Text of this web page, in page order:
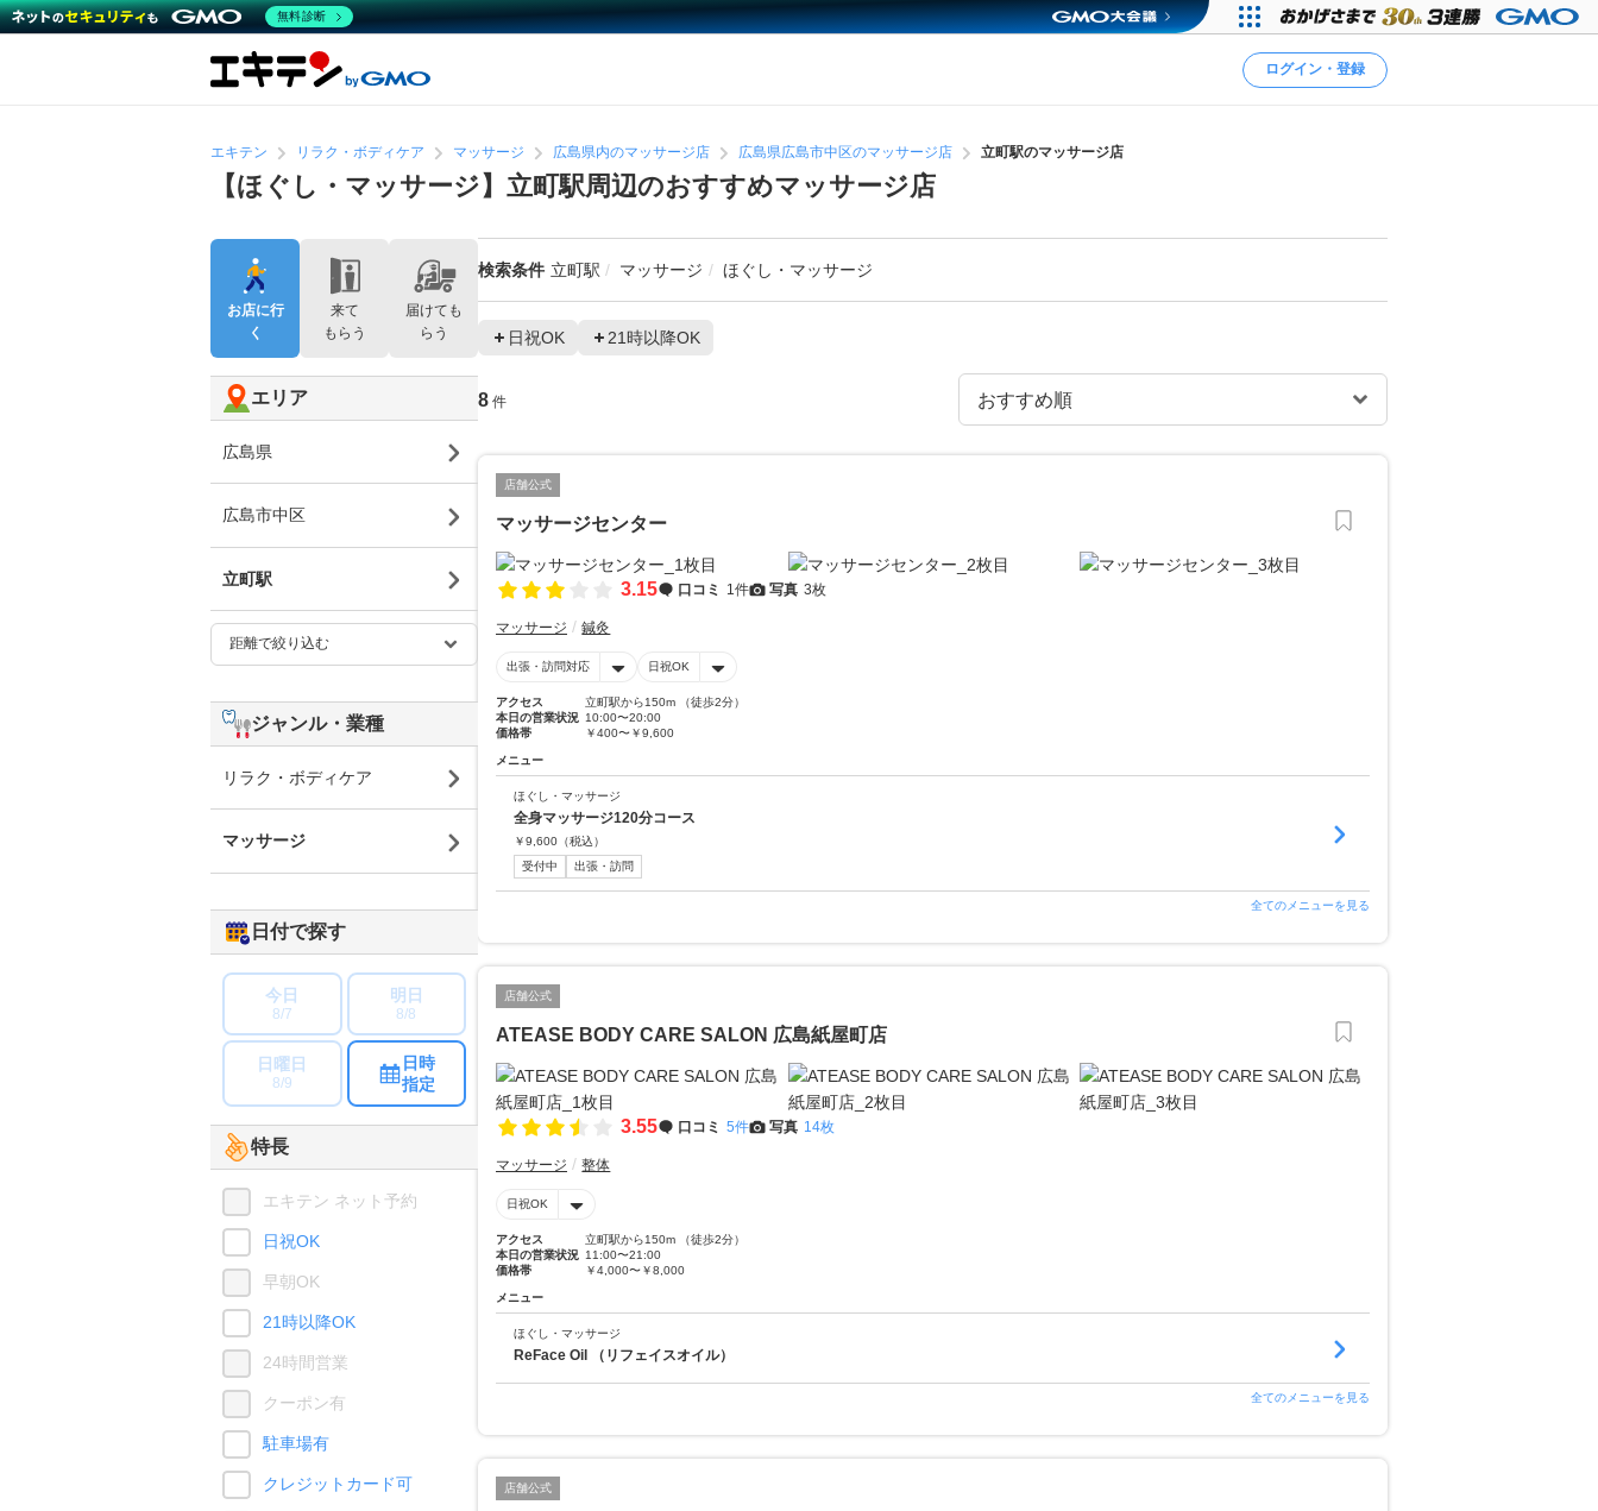
ログイン・登録
エキテン リラク・ボディケア マッサージ 広島県内のマッサージ店 広島県広島市中区のマッサージ店 立町駅のマッサージ店
【ほぐし・マッサージ】立町駅周辺のおすすめマッサージ店
検索条件 立町駅 マッサージ ほぐし・マッサージ
日祝OK 21時以降OK
8 件
店舗公式
マッサージセンター
3.15 口コミ 1件 写真 3枚
マッサージ 鍼灸
出張・訪問対応 日祝OK
アクセス
立町駅から150m （徒歩2分）
本日の営業状況 10:00〜20:00
価格帯
￥400〜￥9,600
メニュー
ほぐし・マッサージ
全身マッサージ120分コース
￥9,600 （税込）
受付中
出張・訪問
全てのメニューを見る
店舗公式
ATEASE BODY CARE SALON 広島紙屋町店
3.55 口コミ 5件 写真 14枚
マッサージ 整体
日祝OK
アクセス
立町駅から150m （徒歩2分）
本日の営業状況 11:00〜21:00
価格帯
￥4,000〜￥8,000
メニュー
ほぐし・マッサージ
ReFace Oil （リフェイスオイル）
全てのメニューを見る
店舗公式
お店に行
く
来て
もらう
届けても
らう
エリア
広島県
広島市中区
立町駅
ジャンル・業種
リラク・ボディケア
マッサージ
日付で探す
今日
8/7
明日
8/8
日曜日
8/9
日時
指定
特長
エキテン ネット予約
日祝OK
早朝OK
21時以降OK
24時間営業
クーポン有
駐車場有
クレジットカード可
無料診断